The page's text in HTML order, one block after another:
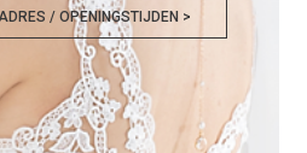
/ OPENINGSTIJDEN >